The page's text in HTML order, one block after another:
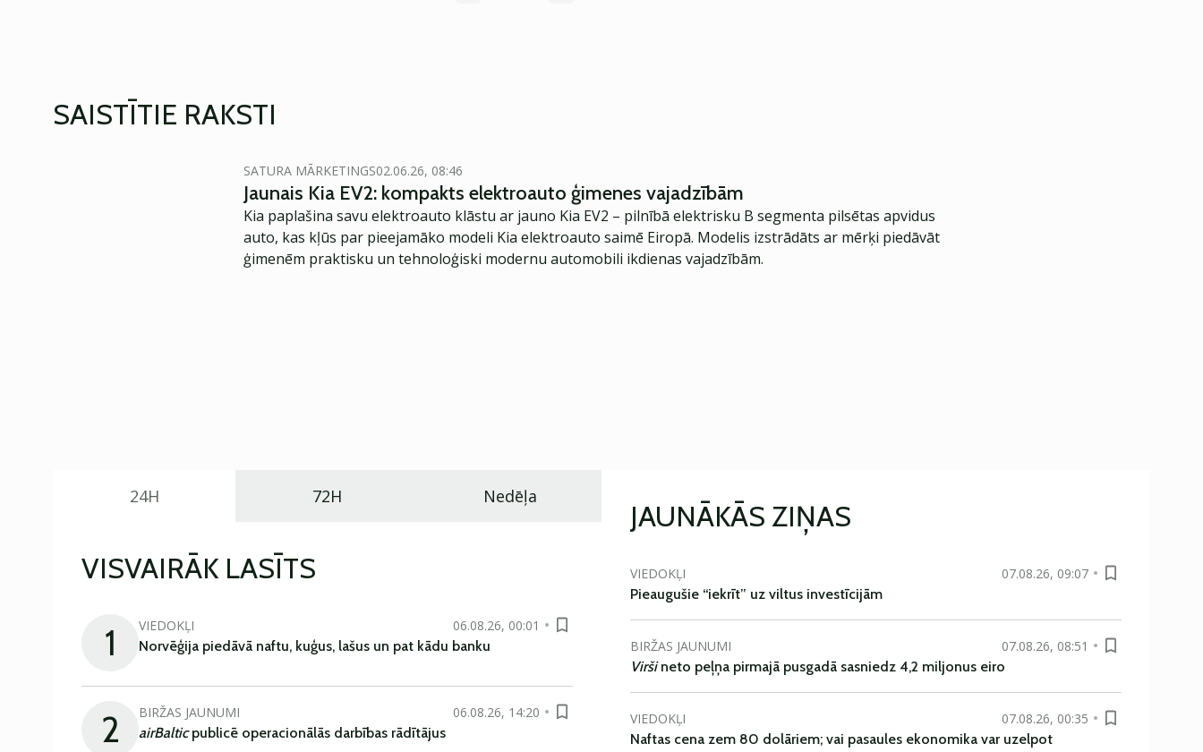
SAISTĪTIE RAKSTI
SATURA MĀRKETINGS02.06.26, 08:46
Jaunais Kia EV2: kompakts elektroauto ģimenes vajadzībām
Kia paplašina savu elektroauto klāstu ar jauno Kia EV2 – pilnībā elektrisku B segmenta pilsētas apvidus
auto, kas kļūs par pieejamāko modeli Kia elektroauto saimē Eiropā. Modelis izstrādāts ar mērķi piedāvāt
ģimenēm praktisku un tehnoloģiski modernu automobili ikdienas vajadzībām.
24H 72H Nedēļa
VISVAIRĀK LASĪTS
1 VIEDOKĻI
06.08.26, 00:01
Norvēģija piedāvā naftu, kuģus, lašus un pat kādu banku
2 BIRŽAS JAUNUMI
06.08.26, 14:20
airBalticpublicē operacionālās darbības rādītājus
JAUNĀKĀS ZIŅAS
VIEDOKĻI
07.08.26, 09:07
Pieaugušie “iekrīt” uz viltus investīcijām
BIRŽAS JAUNUMI
07.08.26, 08:51
Viršineto peļņa pirmajā pusgadā sasniedz 4,2 miljonus eiro
VIEDOKĻI
07.08.26, 00:35
Naftas cena zem 80 dolāriem; vai pasaules ekonomika var uzelpot